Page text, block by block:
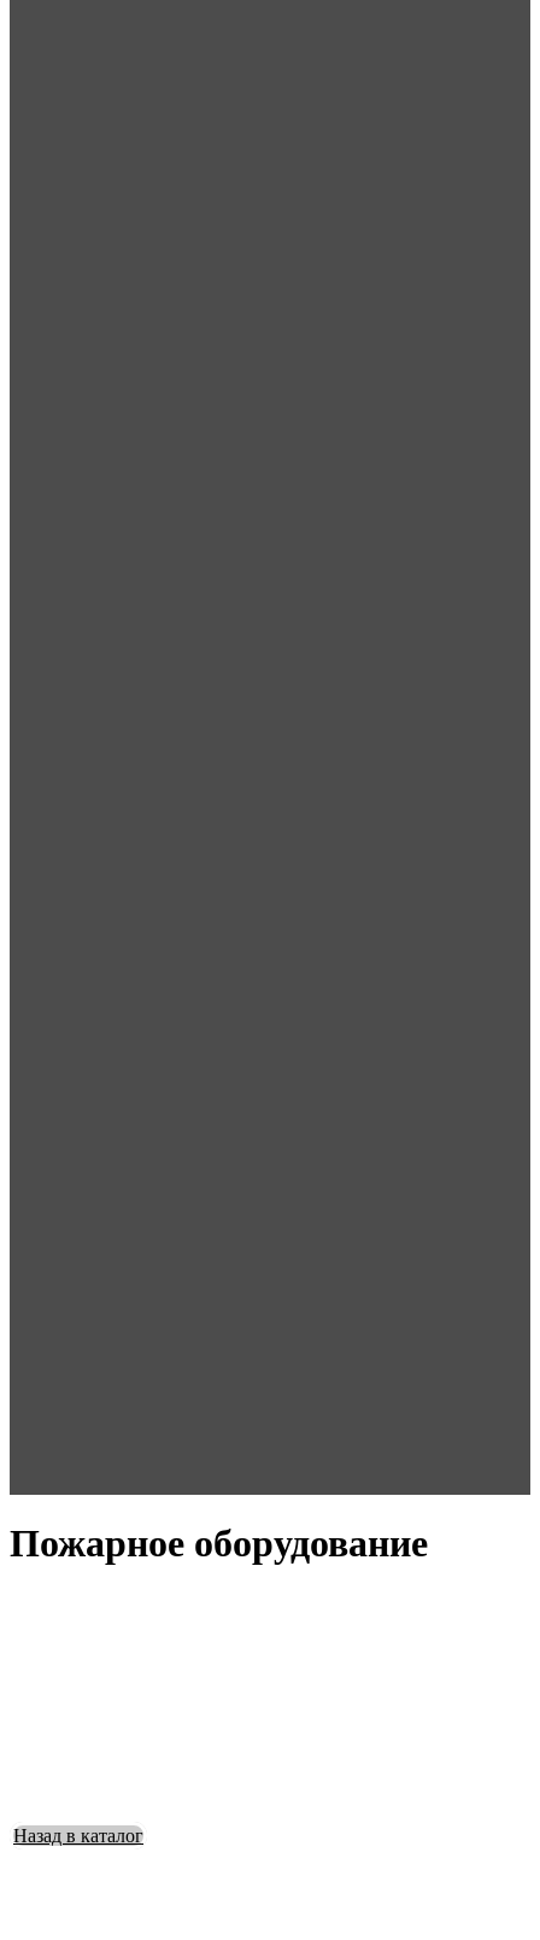
Пожарное оборудование
Назад в каталог